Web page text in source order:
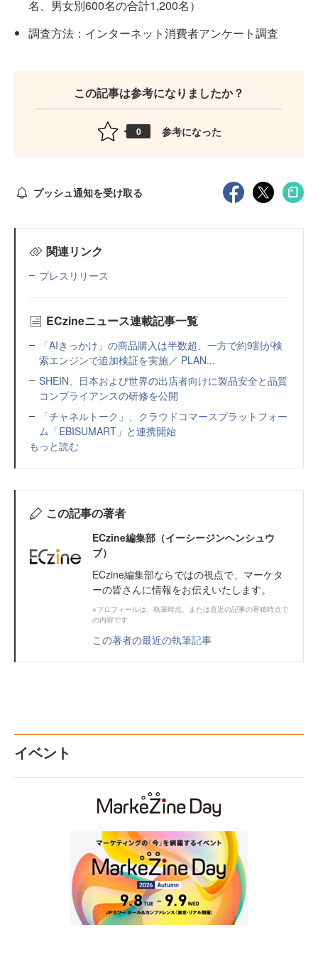
名、男女別600名の合計1,200名）
調査方法：インターネット消費者アンケート調査
この記事は参考になりましたか？
0 参考になった
プッシュ通知を受け取る
関連リンク
プレスリリース
ECzineニュース連載記事一覧
「AIきっかけ」の商品購入は半数超、一方で約9割が検
索エンジンで追加検証を実施／ PLAN...
SHEIN、日本および世界の出店者向けに製品安全と品質
コンプライアンスの研修を公開
「チャネルトーク」、クラウドコマースプラットフォー
ム「EBISUMART」と連携開始
もっと読む
この記事の著者
ECzine編集部（イーシージンヘンシュウ
ブ）
ECzine編集部ならではの視点で、マーケタ
ーの皆さんに情報をお伝えいたします。
※プロフィールは、執筆時点、または直近の記事の寄稿時点で
の内容です
この著者の最近の執筆記事
イベント